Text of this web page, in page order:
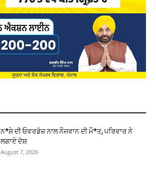
ਨ*ਸ਼ੇ ਦੀ ਓਵਰਡੋਜ਼ ਨਾਲ ਨੌਜਵਾਨ ਦੀ ਮੌ*ਤ, ਪਰਿਵਾਰ ਨੇ
ਲਗਾਏ ਦੋਸ਼
August 7, 2026